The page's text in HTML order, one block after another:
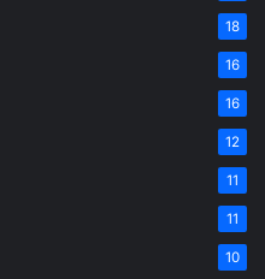
18
16
16
12
11
11
10